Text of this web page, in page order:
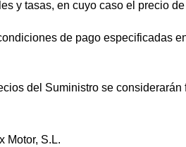
y tasas, en cuyo caso el precio
de pago especificadas
del Suministro se
Motor, S.L.